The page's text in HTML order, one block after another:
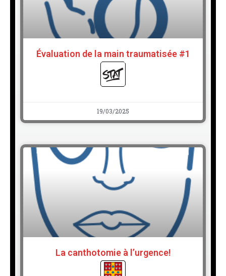
Évaluation de la main traumatisée #1
19/03/2025
La canthotomie à l’urgence!